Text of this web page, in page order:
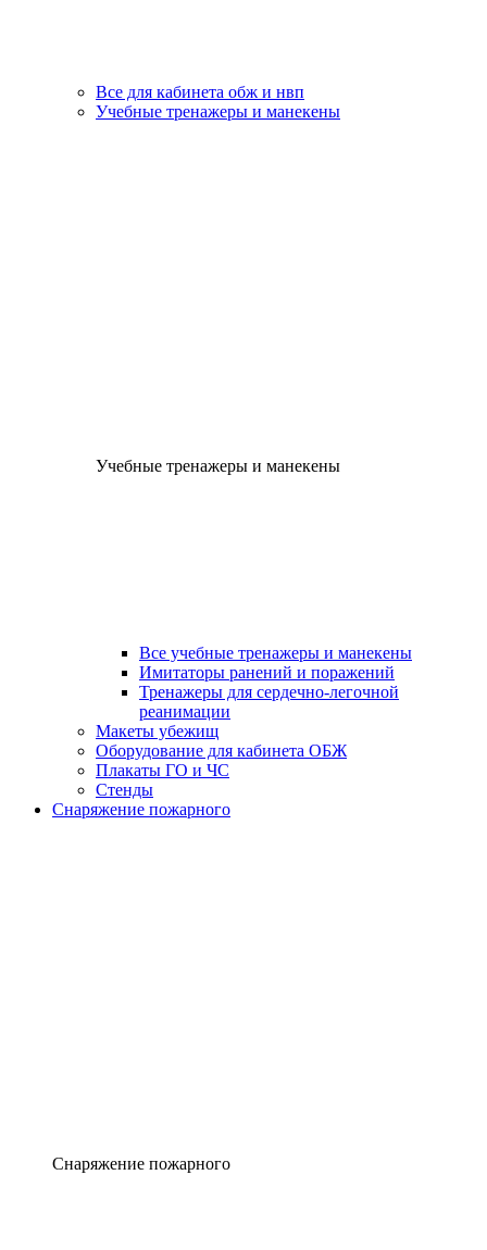
Все для кабинета обж и нвп
Учебные тренажеры и манекены
Учебные тренажеры и манекены
Все учебные тренажеры и манекены
Имитаторы ранений и поражений
Тренажеры для сердечно-легочной
реанимации
Макеты убежищ
Оборудование для кабинета ОБЖ
Плакаты ГО и ЧС
Стенды
Снаряжение пожарного
Снаряжение пожарного